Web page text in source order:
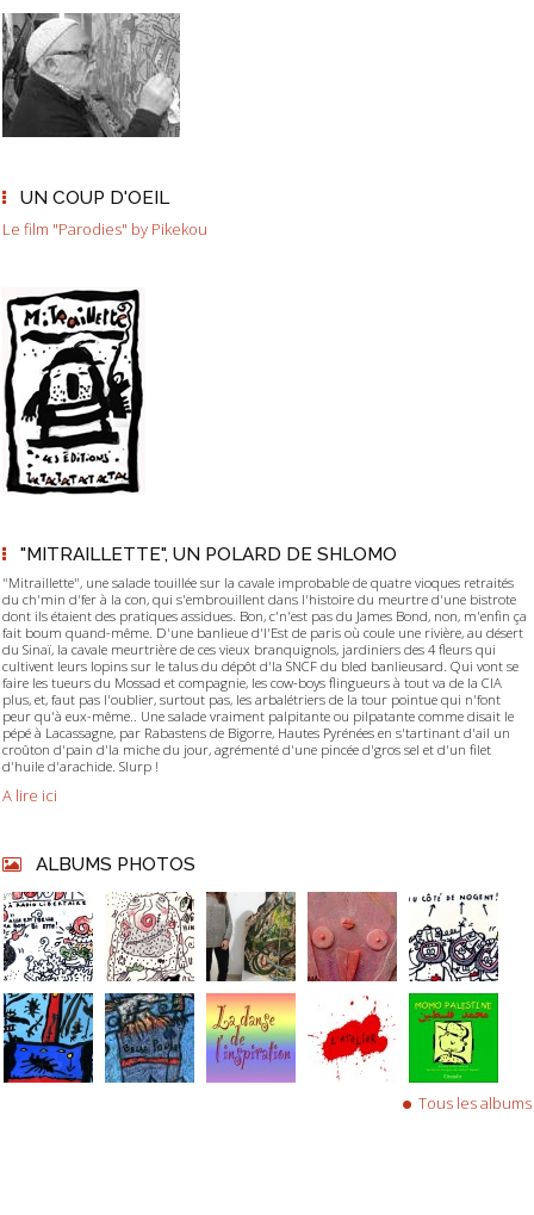
UN COUP D'OEIL
Le film "Parodies" by Pikekou
"MITRAILLETTE", UN POLARD DE SHLOMO
"Mitraillette", une salade touillée sur la cavale improbable de quatre vioques retraités
du ch'min d'fer à la con, qui s'embrouillent dans l'histoire du meurtre d'une bistrote
dont ils étaient des pratiques assidues. Bon, c'n'est pas du James Bond, non, m'enfin ça
fait boum quand-même. D'une banlieue d'l'Est de paris où coule une rivière, au désert
du Sinaï, la cavale meurtrière de ces vieux branquignols, jardiniers des 4 fleurs qui
cultivent leurs lopins sur le talus du dépôt d'la SNCF du bled banlieusard. Qui vont se
faire les tueurs du Mossad et compagnie, les cow-boys flingueurs à tout va de la CIA
plus, et, faut pas l'oublier, surtout pas, les arbalétriers de la tour pointue qui n'font
peur qu'à eux-même.. Une salade vraiment palpitante ou pilpatante comme disait le
pépé à Lacassagne, par Rabastens de Bigorre, Hautes Pyrénées en s'tartinant d'ail un
croûton d'pain d'la miche du jour, agrémenté d'une pincée d'gros sel et d'un filet
d'huile d'arachide. Slurp !
A lire ici
ALBUMS PHOTOS
Tous les albums